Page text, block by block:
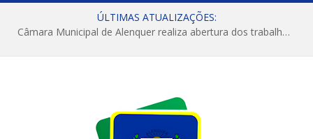
ÚLTIMAS ATUALIZAÇÕES:
Câmara Municipal de Alenquer realiza abertura dos trabalhos do 4º Período Legislativo